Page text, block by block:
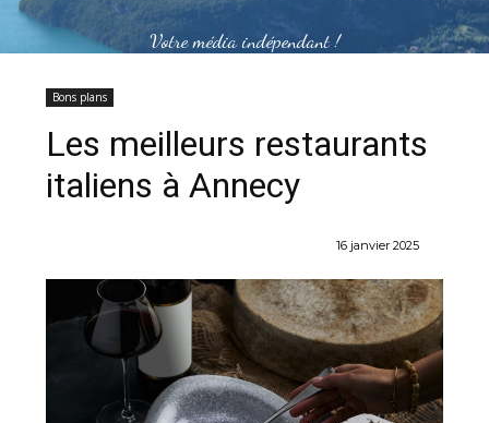
Votre média indépendant !
Bons plans
Les meilleurs restaurants
italiens à Annecy
16 janvier 2025